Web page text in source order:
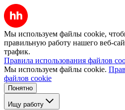
Мы используем файлы cookie,
правильную работу нашего веб-
трафик.
Правила использования файлов
Мы используем файлы cookie.
файлов cookie
Понятно
Ищу работу